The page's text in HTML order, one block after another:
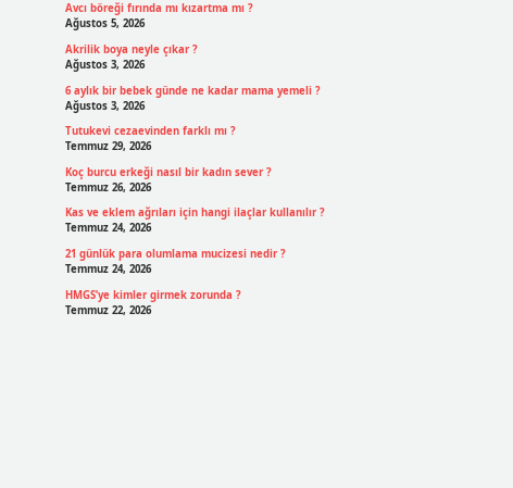
Avcı böreği fırında mı kızartma mı ?
Ağustos 5, 2026
Akrilik boya neyle çıkar ?
Ağustos 3, 2026
6 aylık bir bebek günde ne kadar mama yemeli ?
Ağustos 3, 2026
Tutukevi cezaevinden farklı mı ?
Temmuz 29, 2026
Koç burcu erkeği nasıl bir kadın sever ?
Temmuz 26, 2026
Kas ve eklem ağrıları için hangi ilaçlar kullanılır ?
Temmuz 24, 2026
21 günlük para olumlama mucizesi nedir ?
Temmuz 24, 2026
HMGS’ye kimler girmek zorunda ?
Temmuz 22, 2026